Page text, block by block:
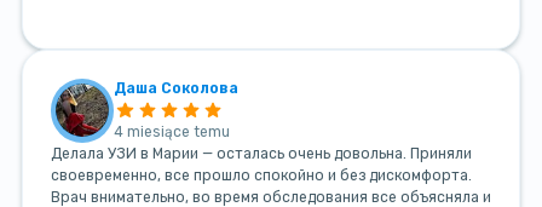
Даша Соколова
4 miesiące temu
Делала УЗИ в Марии — осталась очень довольна. Приняли
своевременно, все прошло спокойно и без дискомфорта.
Врач внимательно, во время обследования все объясняла и